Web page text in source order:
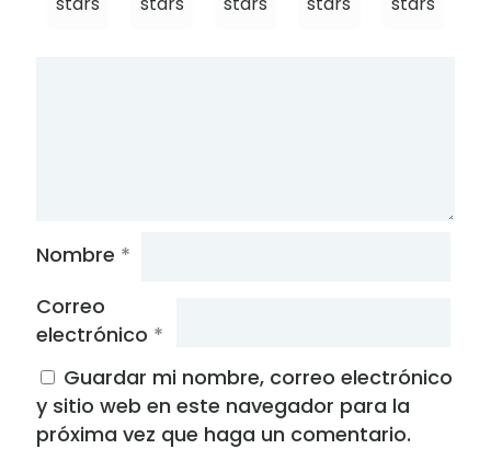
Nombre *
Correo
electrónico *
Guardar mi nombre, correo electrónico
y sitio web en este navegador para la
próxima vez que haga un comentario.